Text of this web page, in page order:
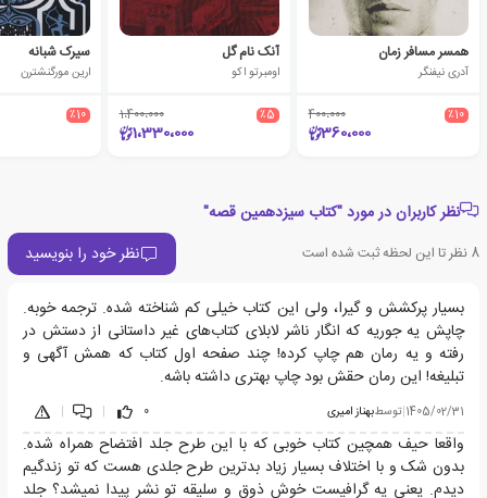
همسر مسافر زمان
آدری نیفنگر
٪10 400،000
360،000
آنک نام گل
اومبرتو اکو
٪5 1،400،000
1،330،000
سیرک شبانه
ارین مورگنشترن
٪10
نظر کاربران در مورد "کتاب سیزدهمین قصه"
8 نظر تا این لحظه ثبت شده است نظر خود را بنویسید
بسیار پرکشش و گیرا، ولی این کتاب خیلی کم شناخته شده. ترجمه خوبه.
چاپش یه جوریه که انگار ناشر لابلای کتاب‌های غیر داستانی از دستش در
رفته و یه رمان هم چاپ کرده! چند صفحه اول کتاب که همش آگهی و
تبلیغه! این رمان حقش بود چاپ بهتری داشته باشه.
1405/02/31
|توسطبهناز امیری 0
|
|
واقعا حیف همچین کتاب خوبی که با این طرح جلد افتضاح همراه شده.
بدون شک و با اختلاف بسیار زیاد بدترین طرح جلدی هست که تو زندگیم
دیدم. یعنی یه گرافیست خوش ذوق و سلیقه تو نشر پیدا نمیشد؟ جلد